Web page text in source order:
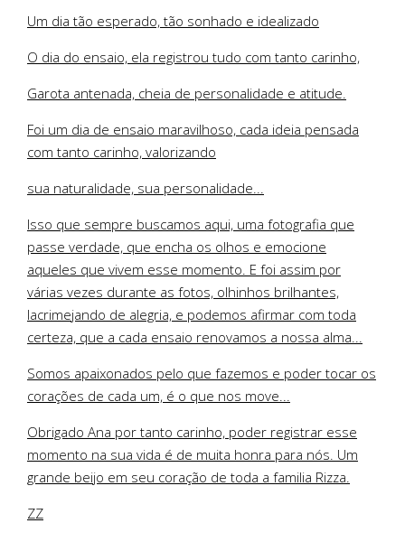
Um dia tão esperado, tão sonhado e idealizado
O dia do ensaio, ela registrou tudo com tanto carinho,
Garota antenada, cheia de personalidade e atitude.
Foi um dia de ensaio maravilhoso, cada ideia pensada
com tanto carinho, valorizando
sua naturalidade, sua personalidade...
Isso que sempre buscamos aqui, uma fotografia que
passe verdade, que encha os olhos e emocione
aqueles que vivem esse momento. E foi assim por
várias vezes durante as fotos, olhinhos brilhantes,
lacrimejando de alegria, e podemos afirmar com toda
certeza, que a cada ensaio renovamos a nossa alma...
Somos apaixonados pelo que fazemos e poder tocar os
corações de cada um, é o que nos move...
Obrigado Ana por tanto carinho, poder registrar esse
momento na sua vida é de muita honra para nós. Um
grande beijo em seu coração de toda a familia Rizza.
ZZ